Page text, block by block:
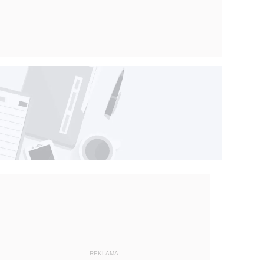
REKLAMA